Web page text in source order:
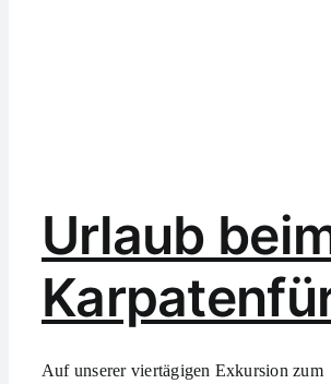
Urlaub
Auf unserer viertägigen Exkursion zum